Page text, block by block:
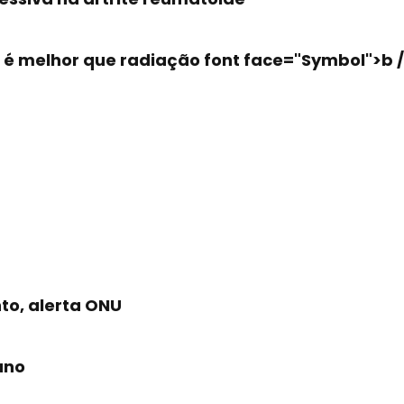
melhor que radiação font
alerta ONU